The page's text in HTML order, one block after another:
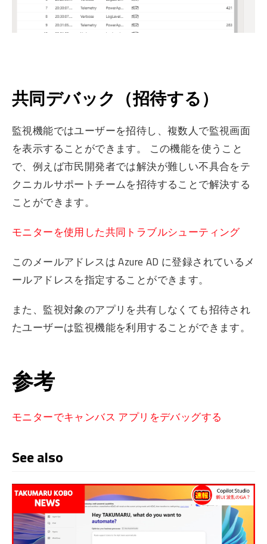
共同デバック（招待する）
監視機能ではユーザーを招待し、複数人で監視画面
を表示することができます。 この機能を使うこと
で、例えば市民開発者では解決が難しい不具合をテ
クニカルサポートチームを招待することで解決する
ことができます。
モニターを使用した共同トラブルシューティング
このメールアドレスは Azure AD に登録されているメ
ールアドレスを指定することができます。
また、監視対象のアプリを共有しなくても招待され
たユーザーは監視機能を利用することができます。
参考
モニターでキャンバス アプリをデバッグする
See also